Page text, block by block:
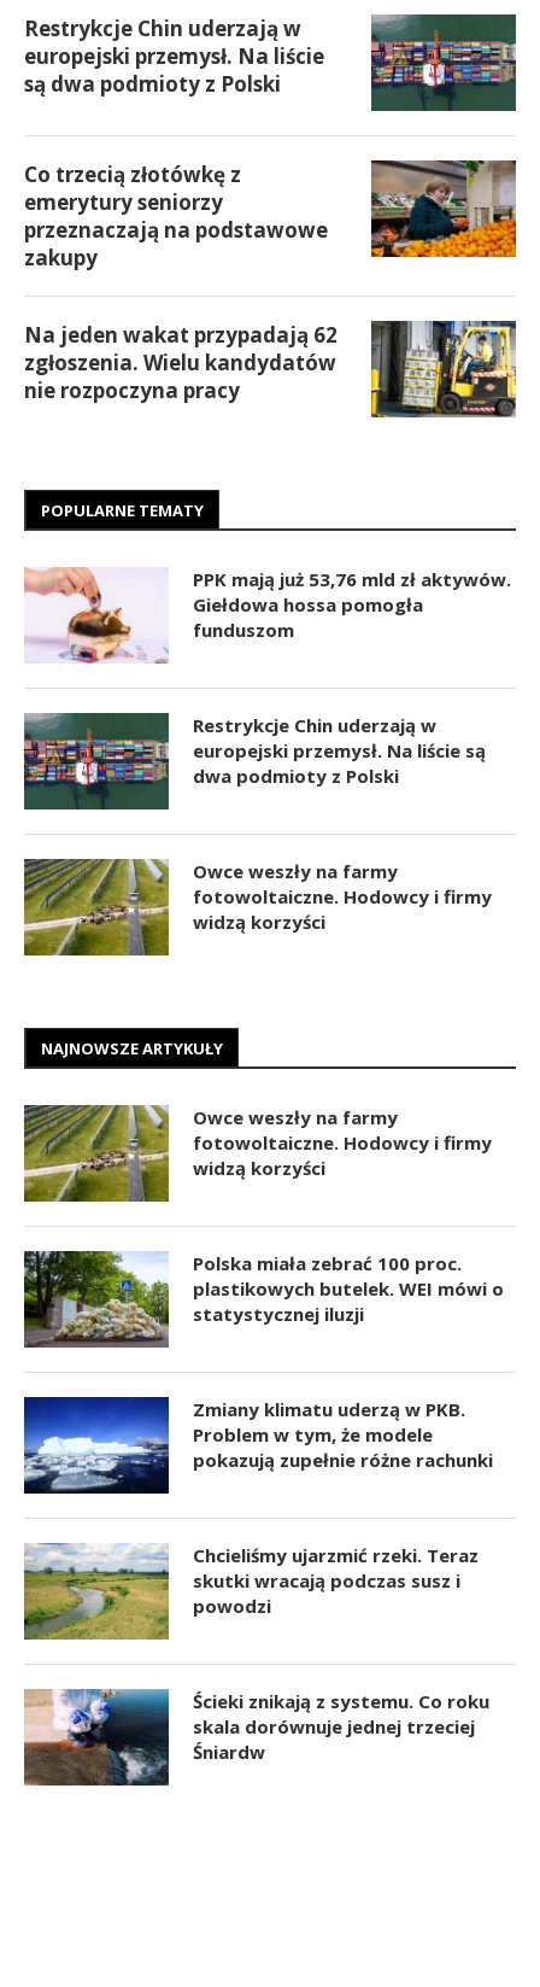
Restrykcje Chin uderzają w
europejski przemysł. Na liście
są dwa podmioty z Polski
Co trzecią złotówkę z
emerytury seniorzy
przeznaczają na podstawowe
zakupy
Na jeden wakat przypadają 62
zgłoszenia. Wielu kandydatów
nie rozpoczyna pracy
POPULARNE TEMATY
PPK mają już 53,76 mld zł aktywów.
Giełdowa hossa pomogła
funduszom
Restrykcje Chin uderzają w
europejski przemysł. Na liście są
dwa podmioty z Polski
Owce weszły na farmy
fotowoltaiczne. Hodowcy i firmy
widzą korzyści
NAJNOWSZE ARTYKUŁY
Owce weszły na farmy
fotowoltaiczne. Hodowcy i firmy
widzą korzyści
Polska miała zebrać 100 proc.
plastikowych butelek. WEI mówi o
statystycznej iluzji
Zmiany klimatu uderzą w PKB.
Problem w tym, że modele
pokazują zupełnie różne rachunki
Chcieliśmy ujarzmić rzeki. Teraz
skutki wracają podczas susz i
powodzi
Ścieki znikają z systemu. Co roku
skala dorównuje jednej trzeciej
Śniardw